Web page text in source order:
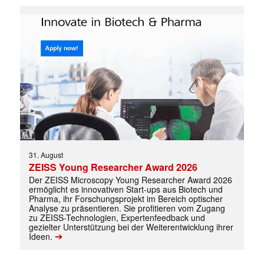
31. August
ZEISS Young Researcher Award 2026
Der ZEISS Microscopy Young Researcher Award 2026
ermöglicht es innovativen Start-ups aus Biotech und
Pharma, ihr Forschungsprojekt im Bereich optischer
Analyse zu präsentieren. Sie profitieren vom Zugang
zu ZEISS-Technologien, Expertenfeedback und
gezielter Unterstützung bei der Weiterentwicklung ihrer
Ideen. ➔